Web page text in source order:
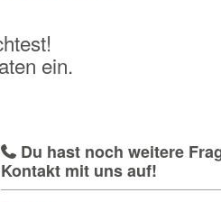
ein.
Du hast noch weitere
Kontakt mit uns auf!